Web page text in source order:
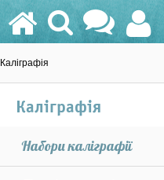
Каліграфія
Каліграфія
Набори каліграфії